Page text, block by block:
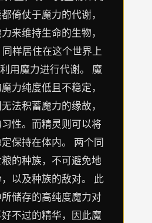
倚仗于魔力的代谢，
来维持生命的生物，
同样居住在这个世界上
用魔力进行代谢。 魔
力纯度低且不稳定，
法积蓄魔力的缘故，
性。而精灵则可以将
保持在体内。 两个同
的种族，不可避免地
以及种族的敌对。 此
储存的高纯度魔力对
不过的精华，因此魔